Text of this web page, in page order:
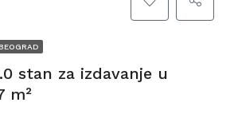
stan za izdavanje u
m²